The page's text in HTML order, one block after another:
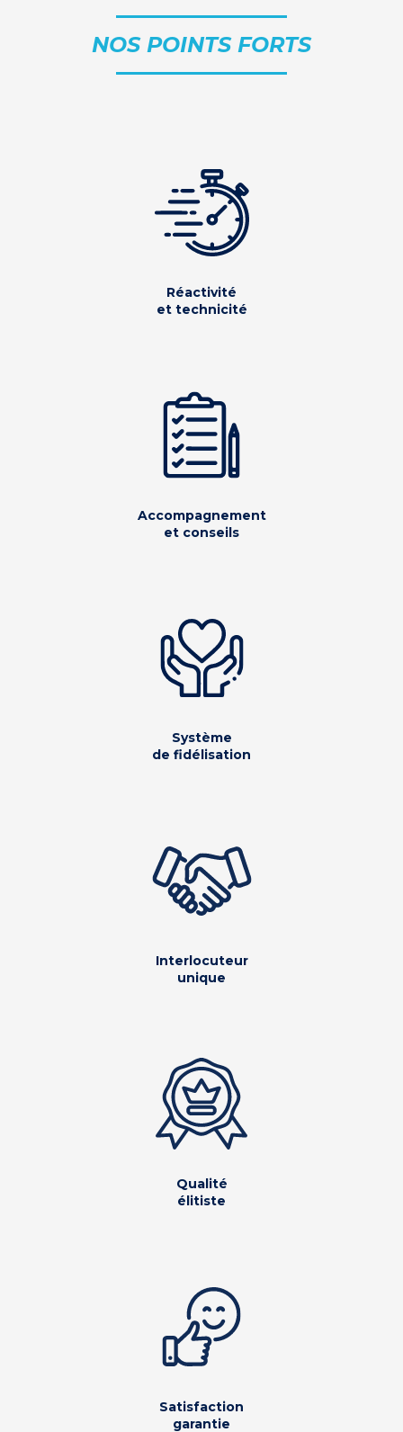
NOS POINTS FORTS
Réactivité
et technicité
Accompagnement
et conseils
Système
de fidélisation
Interlocuteur
unique
Qualité
élitiste
Satisfaction
garantie